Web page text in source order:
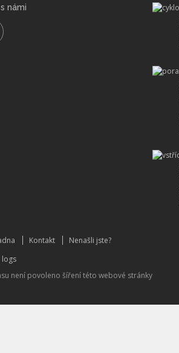
námi
Kontakt Nenašli jste?
není povoleno šíření této webové stránky